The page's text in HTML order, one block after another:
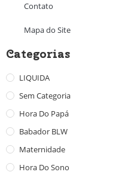
Contato
Mapa do Site
Categorias
LIQUIDA
Sem Categoria
Hora Do Papá
Babador BLW
Maternidade
Hora Do Sono